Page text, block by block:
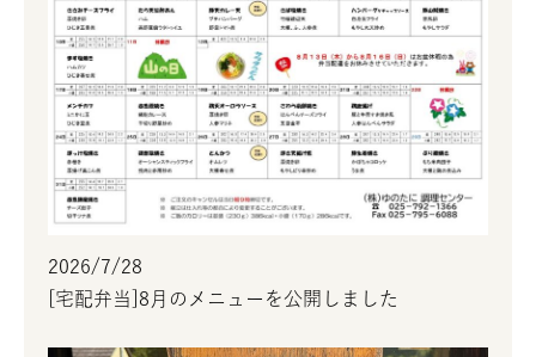
2026/7/28
[宅配弁当]8月のメニューを公開しました